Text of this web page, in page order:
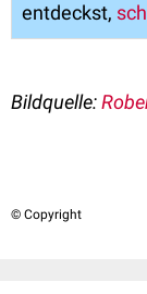
entdeckst,
Bildquelle:
© Copyright